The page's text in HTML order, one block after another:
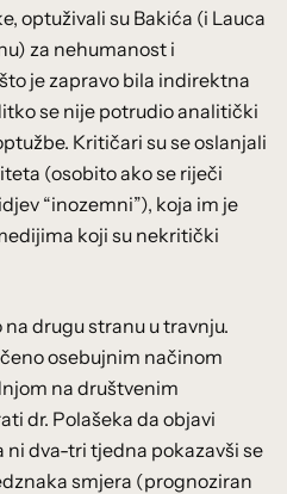
optuživali su Bakića (i Lauca
za nehumanost i
je zapravo bila indirektna
se nije potrudio analitički
Kritičari su se oslanjali
(osobito ako se riječi
“inozemni”), koja im je
koji su nekritički
drugu stranu u travnju.
osebujnim načinom
na društvenim
dr. Polašeka da objavi
ni dva-tri tjedna pokazavši se
smjera (prognoziran